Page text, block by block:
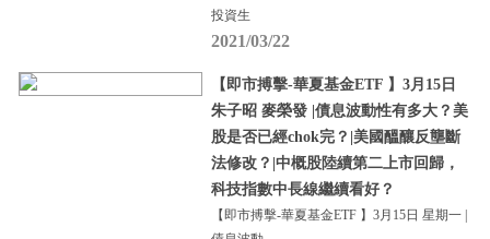
投資生
2021/03/22
【即市搏擊-華夏基金ETF 】3月15日
朱子昭 麥榮發 |債息波動性有多大？美
股是否已經chok完？|美國醞釀反壟斷
法修改？|中概股陸續第二上市回歸，
科技指數中長線繼續看好？
【即市搏擊-華夏基金ETF 】3月15日 星期一 |